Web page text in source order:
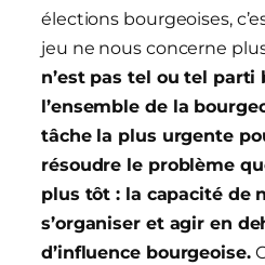
élections bourgeoises,
jeu ne nous concerne
n’est pas tel ou tel parti
l’ensemble de la
tâche la plus urgente
résoudre le problème
plus tôt : la capacité de
s’organiser et agir en
d’influence bourgeoise.